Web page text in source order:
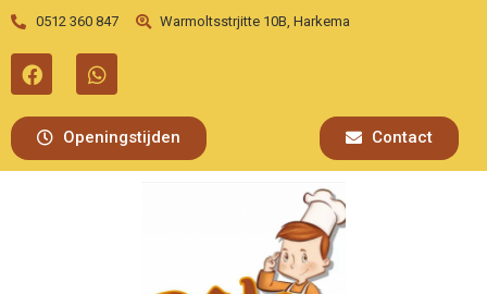
0512 360 847 Warmoltsstrjitte 10B, Harkema
Openingstijden Contact